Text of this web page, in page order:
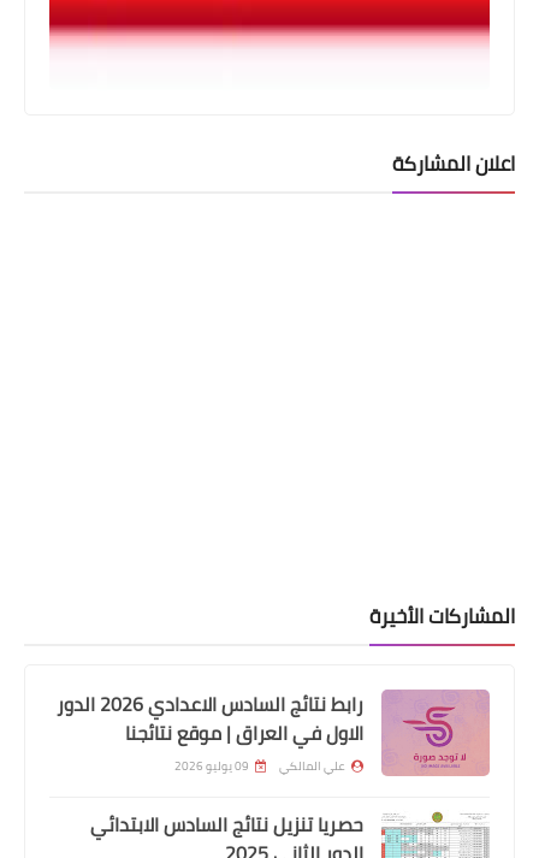
اسماء االرعاية الاجتماعية
الرعايه الاجتماعيه ملئ استمارة البيان
السنوي
اعلان المشاركة
المشاركات الأخيرة
رابط نتائج السادس الاعدادي 2026 الدور
الاول في العراق | موقع نتائجنا
علي المالكي 09 يوليو 2026
حصريا تنزيل نتائج السادس الابتدائي